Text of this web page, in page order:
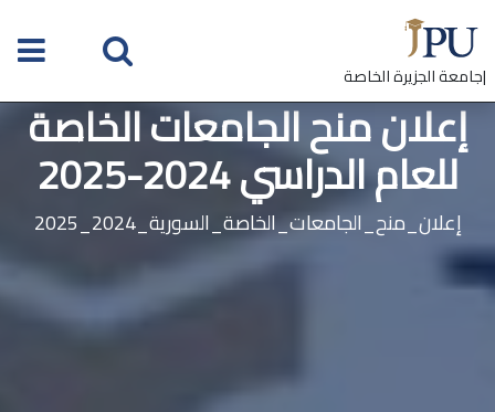
|جامعة الجزيرة الخاصة
إعلان منح الجامعات الخاصة
للعام الدراسي 2024-2025
إعلان_منح_الجامعات_الخاصة_السورية_2024_2025